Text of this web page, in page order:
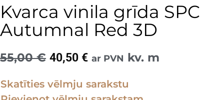
Kvarca vinila grīda SPC
Autumnal Red 3D
55,00€ Original
was:
40,50 € Current
is:
ar PVN kv. m
Skatīties vēlmju sarakstu